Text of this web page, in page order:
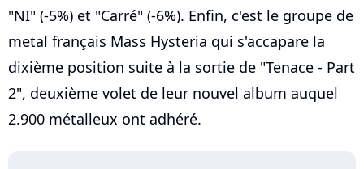
"NI" (-5%) et "Carré" (-6%). Enfin, c'est le groupe de
metal français Mass Hysteria qui s'accapare la
dixième position suite à la sortie de "Tenace - Part
2", deuxième volet de leur nouvel album auquel
2.900 métalleux ont adhéré.